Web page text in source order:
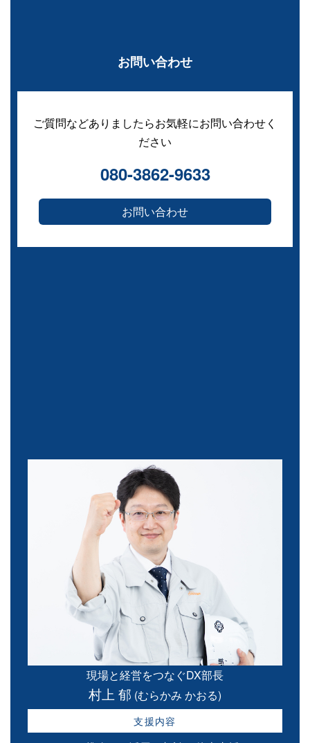
お問い合わせ
ご質問などありましたらお気軽にお問い合わせく
ださい
080-3862-9633
お問い合わせ
現場と経営をつなぐDX部長
村上 郁 (むらかみ かおる)
支援内容